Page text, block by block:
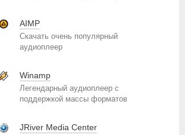
AIMP
Скачать очень популярный
аудиоплеер
Winamp
Легендарный аудиоплеер с
поддержкой массы форматов
JRiver Media Center